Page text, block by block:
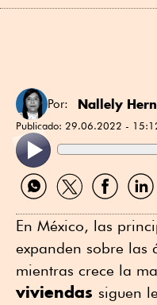
Por: Nallely
Publicado: 29.06.2022 -
Compartir
por
Compartir
por
Compartir
por
por
En México, las
expanden sobre las
mientras crece la
viviendas siguen